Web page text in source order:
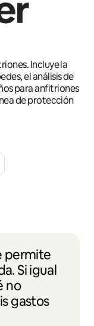
Incluye la
el análisis de
para anfitriones
de protección
permite
Si igual
no
gastos